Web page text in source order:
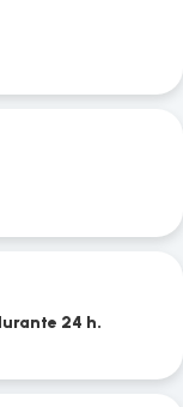
24 h.